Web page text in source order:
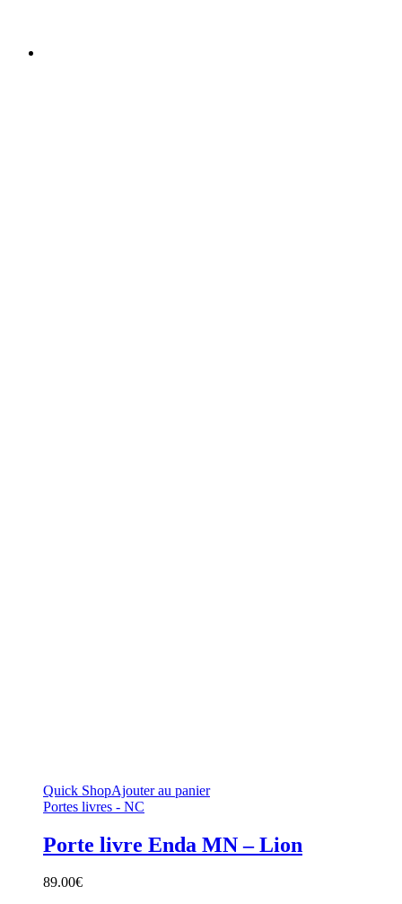
Quick ShopAjouter au panier
Portes livres - NC
Porte livre Enda MN – Lion
89.00€